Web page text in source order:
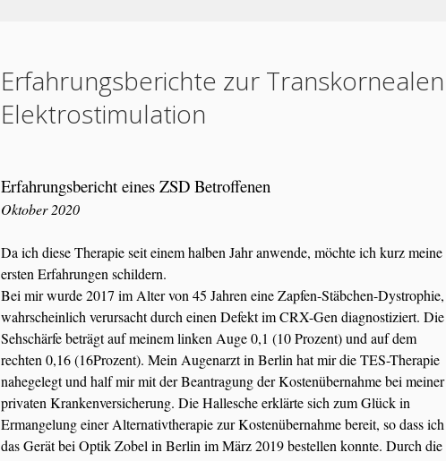
Erfahrungsberichte zur Transkornealen
Elektrostimulation
Erfahrungsbericht eines ZSD Betroffenen
Oktober 2020
Da ich diese Therapie seit einem halben Jahr anwende, möchte ich kurz meine
ersten Erfahrungen schildern.
Bei mir wurde 2017 im Alter von 45 Jahren eine Zapfen-Stäbchen-Dystrophie,
wahrscheinlich verursacht durch einen Defekt im CRX-Gen diagnostiziert. Die
Sehschärfe beträgt auf meinem linken Auge 0,1 (10 Prozent) und auf dem
rechten 0,16 (16Prozent). Mein Augenarzt in Berlin hat mir die TES-Therapie
nahegelegt und half mir mit der Beantragung der Kostenübernahme bei meiner
privaten Krankenversicherung. Die Hallesche erklärte sich zum Glück in
Ermangelung einer Alternativtherapie zur Kostenübernahme bereit, so dass ich
das Gerät bei Optik Zobel in Berlin im März 2019 bestellen konnte. Durch die